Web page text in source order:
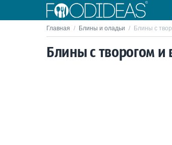
Главная / Блины и оладьи / Блины с
Блины с творогом